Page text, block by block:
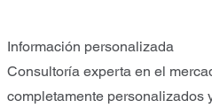
Información personalizada
Consultoría experta en el
completamente personalizados